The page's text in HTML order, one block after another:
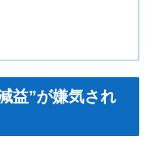
益”が嫌気され